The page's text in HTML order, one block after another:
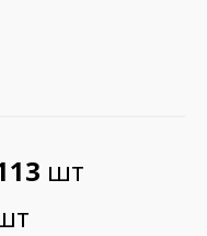
шт